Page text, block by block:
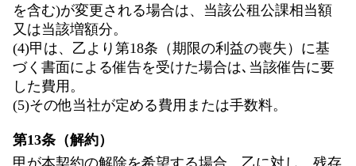
を含む)が変更される場合は、当該公租公課相当額
又は当該増額分。
(4)甲は、乙より第18条（期限の利益の喪失）に基
づく書面による催告を受けた場合は､当該催告に要
した費用。
(5)その他当社が定める費用または手数料。
第13条（解約）
甲が本契約の解除を希望する場合、乙に対し、残存